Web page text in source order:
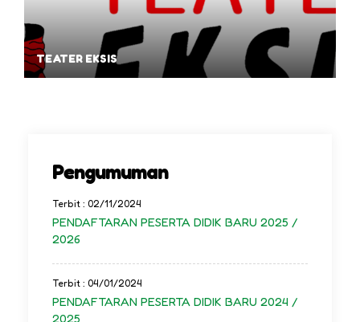
TEATER EKSIS
Pengumuman
Terbit : 02/11/2024
PENDAFTARAN PESERTA DIDIK BARU 2025 /
2026
Terbit : 04/01/2024
PENDAFTARAN PESERTA DIDIK BARU 2024 /
2025